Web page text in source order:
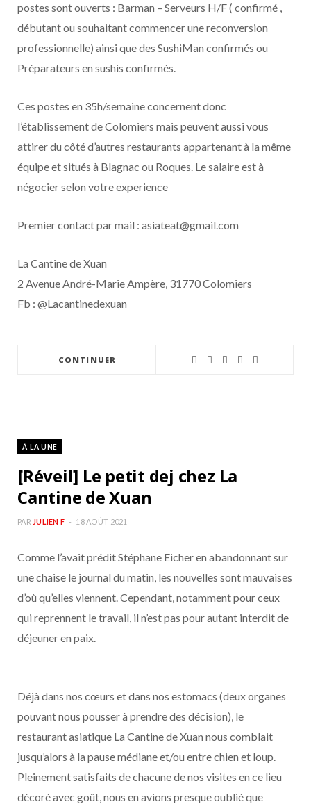
postes sont ouverts : Barman – Serveurs H/F ( confirmé ,
débutant ou souhaitant commencer une reconversion
professionnelle) ainsi que des SushiMan confirmés ou
Préparateurs en sushis confirmés.
Ces postes en 35h/semaine concernent donc
l’établissement de Colomiers mais peuvent aussi vous
attirer du côté d’autres restaurants appartenant à la même
équipe et situés à Blagnac ou Roques. Le salaire est à
négocier selon votre experience
Premier contact par mail : asiateat@gmail.com
La Cantine de Xuan
2 Avenue André-Marie Ampère, 31770 Colomiers
Fb : @Lacantinedexuan
CONTINUER
À LA UNE
[Réveil] Le petit dej chez La
Cantine de Xuan
PAR JULIEN F 18 AOÛT 2021
Comme l’avait prédit Stéphane Eicher en abandonnant sur
une chaise le journal du matin, les nouvelles sont mauvaises
d’où qu’elles viennent. Cependant, notamment pour ceux
qui reprennent le travail, il n’est pas pour autant interdit de
déjeuner en paix.
Déjà dans nos cœurs et dans nos estomacs (deux organes
pouvant nous pousser à prendre des décision), le
restaurant asiatique La Cantine de Xuan nous comblait
jusqu’alors à la pause médiane et/ou entre chien et loup.
Pleinement satisfaits de chacune de nos visites en ce lieu
décoré avec goût, nous en avions presque oublié que